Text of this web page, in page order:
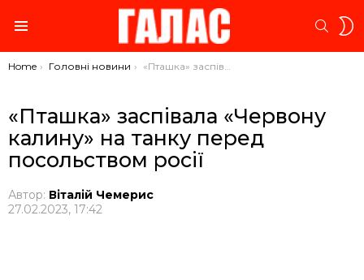
You are here:
Home Головні новини «Пташка» заспівала «Червону калину» на танку перед посольством росії
«Пташка» заспівала «Червону
калину» на танку перед
посольством росії
Автор: Віталій Чемерис
27.02.2023, 17:42